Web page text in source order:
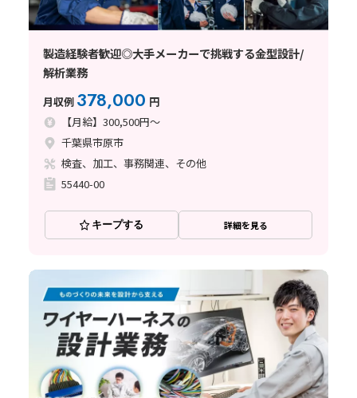
製造経験者歓迎◎大手メーカーで挑戦する金型設計/
解析業務
月収例 378,000 円
【月給】300,500円～
千葉県市原市
検査、加工、事務関連、その他
55440-00
キープする 詳細を見る